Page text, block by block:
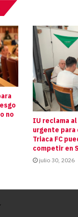
no
IU reclama
urgente
Triaca FC
competir en
julio 30, 2026